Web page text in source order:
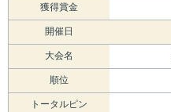
獲得賞金
開催日
大会名
順位
トータルピン